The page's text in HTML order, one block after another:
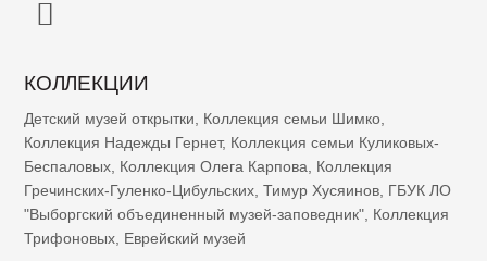
КОЛЛЕКЦИИ
Детский музей открытки Коллекция семьи Шимко
Коллекция Надежды Гернет, Коллекция семьи Куликовых-
Беспаловых Коллекция Олега Карпова
Коллекция
Гречинских-Гуленко-Цибульских Тимур Хусяинов ГБУК ЛО
"Выборгский объединенный музей-заповедник" Коллекция
Трифоновых Еврейский музей